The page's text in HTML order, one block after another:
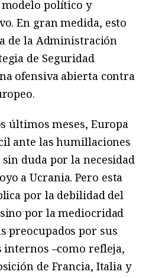
político y
En gran medida, esto
de la Administración
de Seguridad
ofensiva abierta contra
últimos meses, Europa
ante las humillaciones
duda por la necesidad
a Ucrania. Pero esta
por la debilidad del
por la mediocridad
preocupados por sus
–como refleja,
de Francia, Italia y